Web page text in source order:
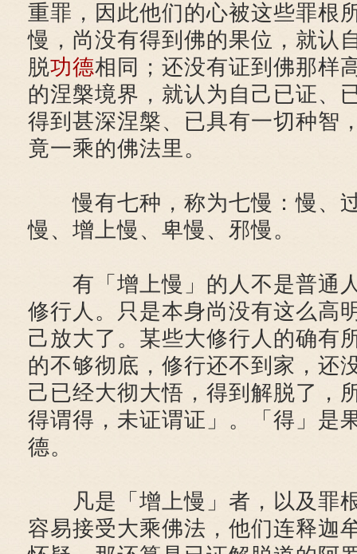
重罪，因此他们的心被这些罪根
慢，尚没有得到佛的果位，就认
脱功德相同；还没有证到佛那样
的涅槃境界，就认为自己已证、
得到甚深涅槃、已具有一切种智
竟一乘的佛法里。
慢有七种，称为七慢：慢、
慢、增上慢、卑慢、邪慢。
有「增上慢」的人不是普通
修行人。只是本身尚没有这么高
己放大了。某些大修行人的确有
的不够彻底，修行还不到家，还
己已经大彻大悟，得到解脱了，
得谓得，未证谓证」。「得」是
德。
凡是「增上慢」者，以及罪
容易接受大乘佛法，他们连释迦